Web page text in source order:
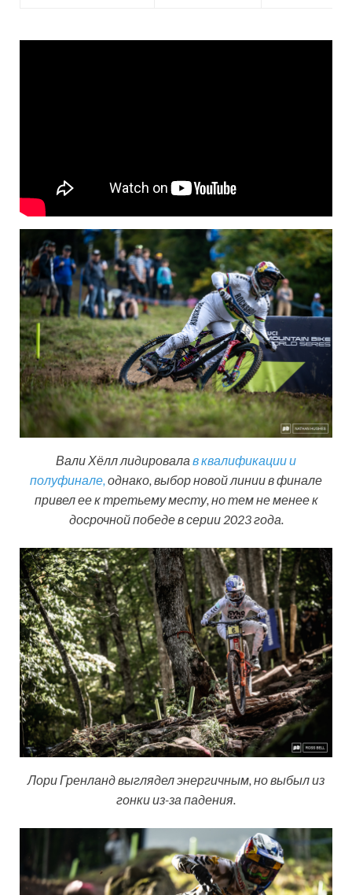
Вали Хёлл лидировала в квалификации и
полуфинале, однако, выбор новой линии в финале
привел ее к третьему месту, но тем не менее к
досрочной победе в серии 2023 года.
Лори Гренланд выглядел энергичным, но выбыл из
гонки из-за падения.